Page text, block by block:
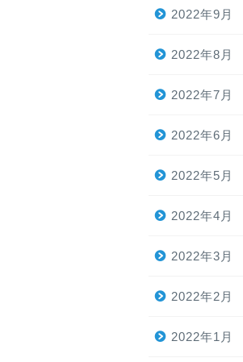
2022年9月
2022年8月
2022年7月
2022年6月
2022年5月
2022年4月
2022年3月
2022年2月
2022年1月